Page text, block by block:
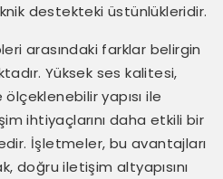
destekteki üstünlükleridir.
arasındaki farklar belirgin
Yüksek ses kalitesi,
yapısı ile
ihtiyaçlarını daha etkili bir
İşletmeler, bu avantajları
doğru iletişim altyapısını